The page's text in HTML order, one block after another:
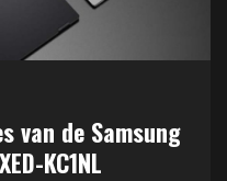
van de Samsung
KC1NL